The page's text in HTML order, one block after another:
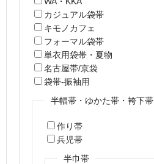
カジュアル袋帯
キモノカフェ
フォーマル袋帯
単衣用袋帯・夏物
名古屋帯/京袋
袋帯-振袖用
半幅帯・ゆかた帯・袴下帯
作り帯
兵児帯
半巾帯